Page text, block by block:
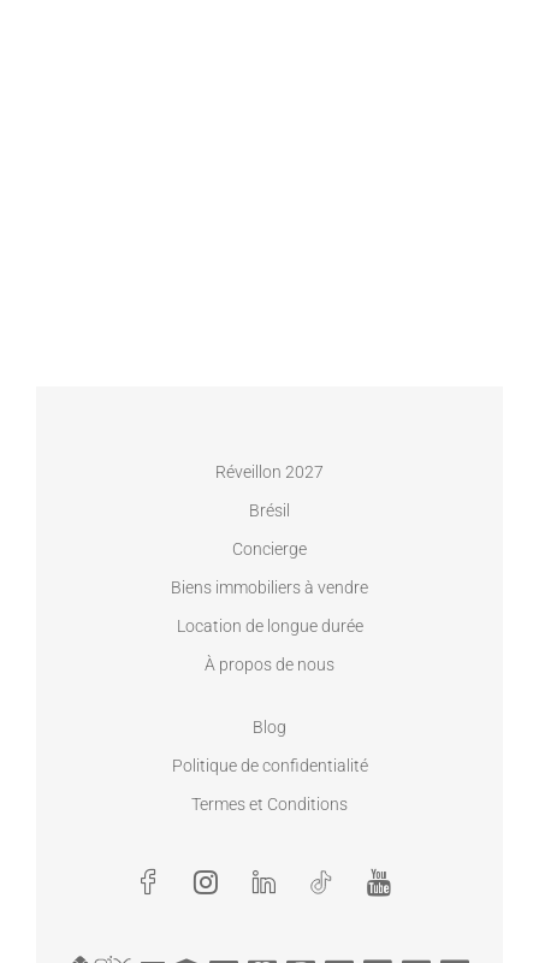
Réveillon 2027
Brésil
Concierge
Biens immobiliers à vendre
Location de longue durée
À propos de nous
Blog
Politique de confidentialité
Termes et Conditions